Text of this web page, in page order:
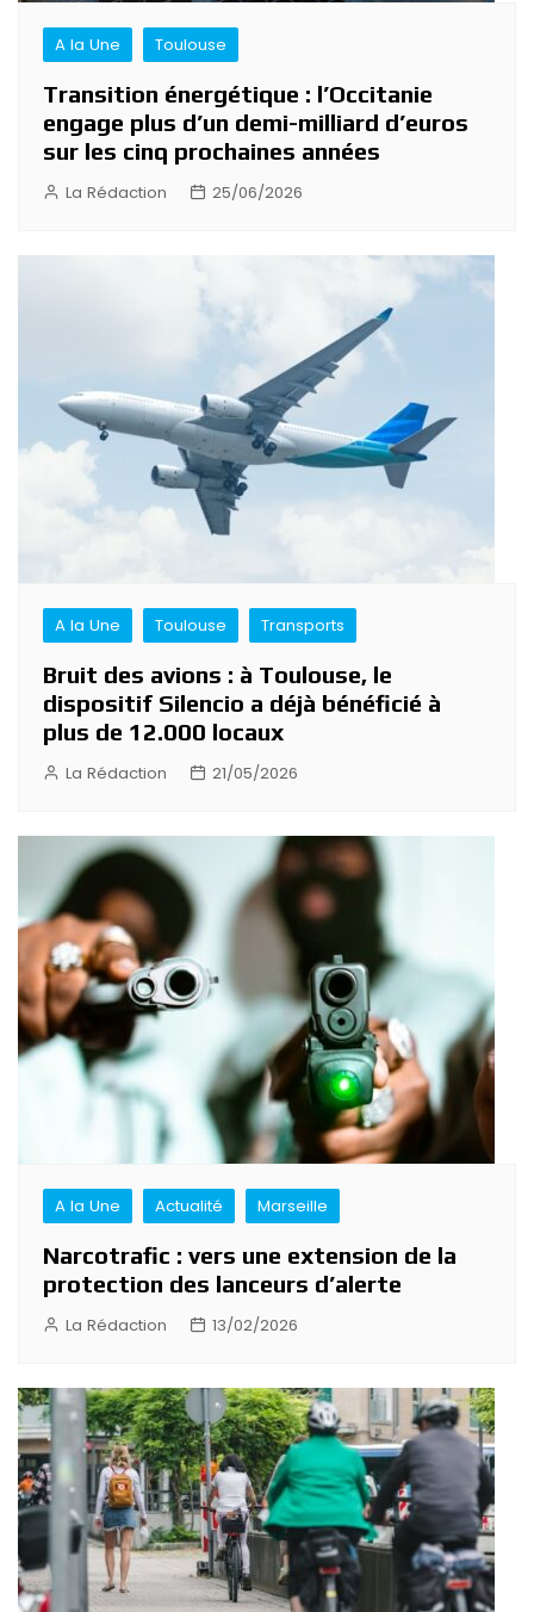
A la Une Toulouse
Transition énergétique : l’Occitanie
engage plus d’un demi-milliard d’euros
sur les cinq prochaines années
La Rédaction 25/06/2026
A la Une Toulouse Transports
Bruit des avions : à Toulouse, le
dispositif Silencio a déjà bénéficié à
plus de 12.000 locaux
La Rédaction 21/05/2026
A la Une Actualité Marseille
Narcotrafic : vers une extension de la
protection des lanceurs d’alerte
La Rédaction 13/02/2026